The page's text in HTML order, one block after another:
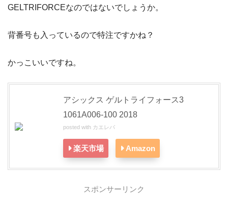
GELTRIFORCEなのではないでしょうか。
背番号も入っているので特注ですかね？
かっこいいですね。
アシックス ゲルトライフォース3
1061A006-100 2018
posted with カエレバ
楽天市場 Amazon
スポンサーリンク